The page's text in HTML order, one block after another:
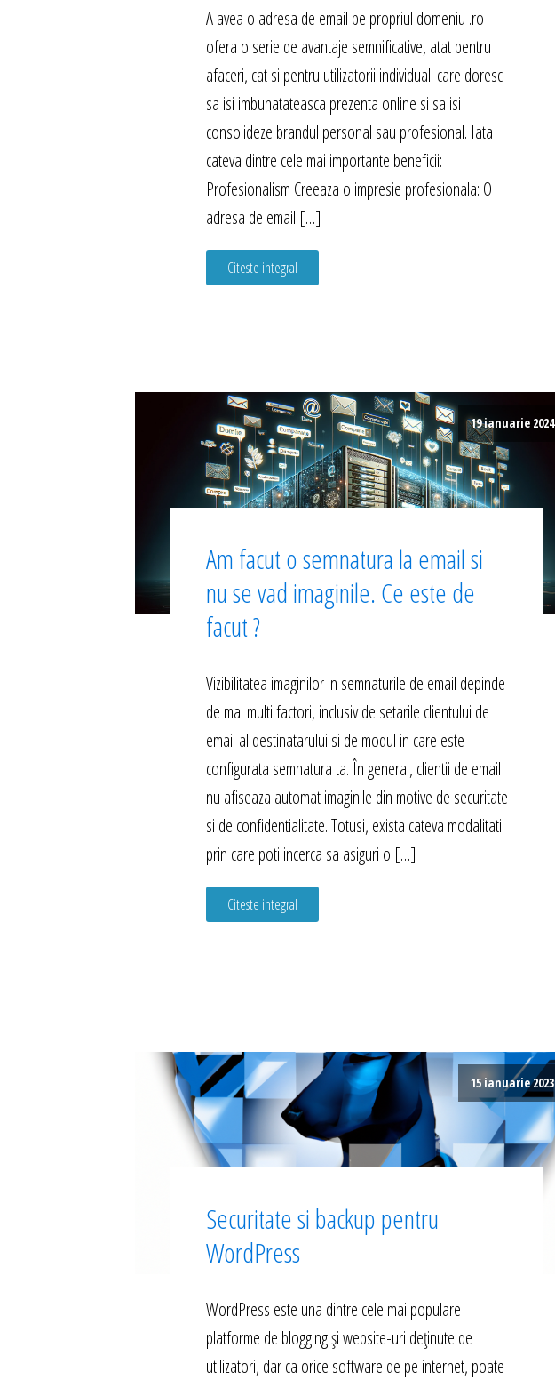
A avea o adresa de email pe propriul domeniu .ro
ofera o serie de avantaje semnificative, atat pentru
afaceri, cat si pentru utilizatorii individuali care doresc
sa isi imbunatateasca prezenta online si sa isi
consolideze brandul personal sau profesional. Iata
cateva dintre cele mai importante beneficii:
Profesionalism Creeaza o impresie profesionala: O
adresa de email […]
Citeste integral
19 ianuarie 2024
Am facut o semnatura la email si
nu se vad imaginile. Ce este de
facut ?
Vizibilitatea imaginilor in semnaturile de email depinde
de mai multi factori, inclusiv de setarile clientului de
email al destinatarului si de modul in care este
configurata semnatura ta. În general, clientii de email
nu afiseaza automat imaginile din motive de securitate
si de confidentialitate. Totusi, exista cateva modalitati
prin care poti incerca sa asiguri o […]
Citeste integral
15 ianuarie 2023
Securitate si backup pentru
WordPress
WordPress este una dintre cele mai populare
platforme de blogging și website-uri deținute de
utilizatori, dar ca orice software de pe internet, poate